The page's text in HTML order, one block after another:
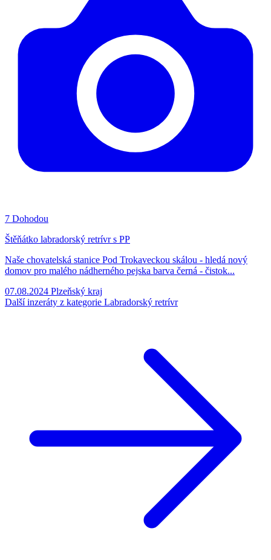
7 Dohodou
Štěňátko labradorský retrívr s PP
Naše chovatelská stanice Pod Trokaveckou skálou - hledá nový
domov pro malého nádherného pejska barva černá - čistok...
07.08.2024 Plzeňský kraj
Další inzeráty z kategorie Labradorský retrívr